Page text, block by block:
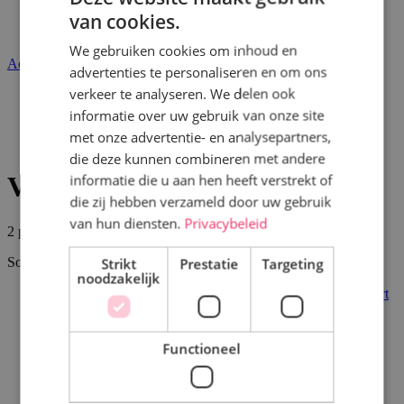
Contact
Account
Welkom
Ijstaarten
Vegan friendly
Vegan friendly
2 producten
Sorteer op
Van hoog naar laag sorteren
Bekijk detail
4 - 6 personen
Sneeuwstronk Vegan friendly
van cookies.
We gebruiken cookies om inhoud en
advertenties te personaliseren en om ons
verkeer te analyseren. We delen ook
informatie over uw gebruik van onze site
met onze advertentie- en analysepartners,
die deze kunnen combineren met andere
informatie die u aan hen heeft verstrekt of
die zij hebben verzameld door uw gebruik
van hun diensten. Privacybeleid
Strikt
noodzakelijk
Prestatie Targeting
Functioneel